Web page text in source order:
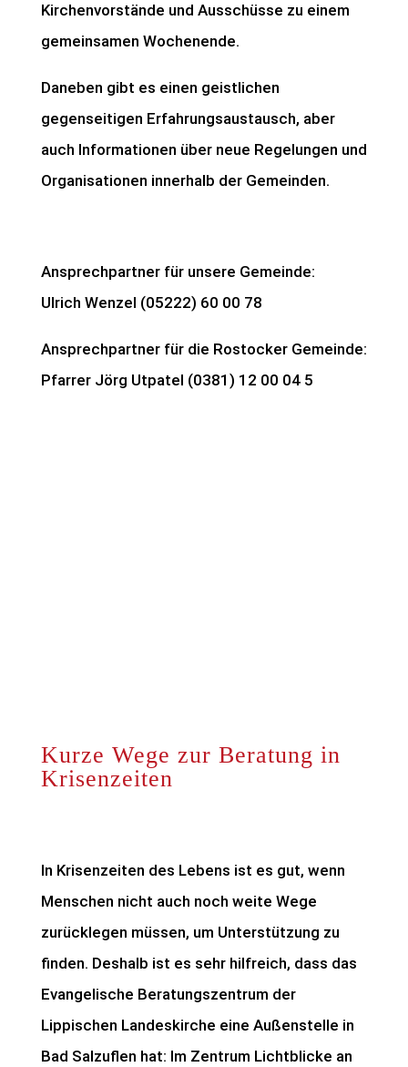
Kirchenvorstände und Ausschüsse zu einem
gemeinsamen Wochenende.
Daneben gibt es einen geistlichen
gegenseitigen Erfahrungsaustausch, aber
auch Informationen über neue Regelungen und
Organisationen innerhalb der Gemeinden.
Ansprechpartner für unsere Gemeinde:
Ulrich Wenzel (05222) 60 00 78
Ansprechpartner für die Rostocker Gemeinde:
Pfarrer Jörg Utpatel (0381) 12 00 04 5
Kurze Wege zur Beratung in
Krisenzeiten
In Krisenzeiten des Lebens ist es gut, wenn
Menschen nicht auch noch weite Wege
zurücklegen müssen, um Unterstützung zu
finden. Deshalb ist es sehr hilfreich, dass das
Evangelische Beratungszentrum der
Lippischen Landeskirche eine Außenstelle in
Bad Salzuflen hat: Im Zentrum Lichtblicke an